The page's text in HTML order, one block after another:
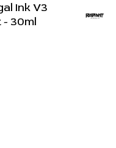
Ink V3
- 30ml